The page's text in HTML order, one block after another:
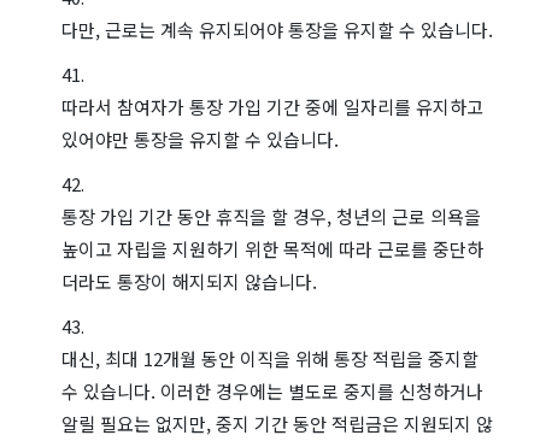
다만, 근로는 계속 유지되어야 통장을 유지할 수 있습니다.
따라서 참여자가 통장 가입 기간 중에 일자리를 유지하고
있어야만 통장을 유지할 수 있습니다.
통장 가입 기간 동안 휴직을 할 경우, 청년의 근로 의욕을
높이고 자립을 지원하기 위한 목적에 따라 근로를 중단하
더라도 통장이 해지되지 않습니다.
대신, 최대 12개월 동안 이직을 위해 통장 적립을 중지할
수 있습니다. 이러한 경우에는 별도로 중지를 신청하거나
알릴 필요는 없지만, 중지 기간 동안 적립금은 지원되지 않